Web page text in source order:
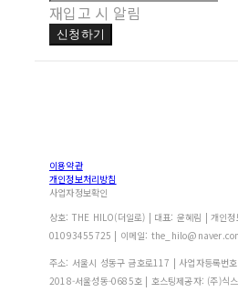
재입고 시 알림
신청하기
이용약관
개인정보처리방침
사업자정보확인
상호: THE HILO(더일로) | 대표: 윤혜림 | 개인
01093455725 | 이메일:
주소: 서울시 성동구 금호로117 | 사업자등록번
2018-서울성동-0685호 | 호스팅제공자: (주)식